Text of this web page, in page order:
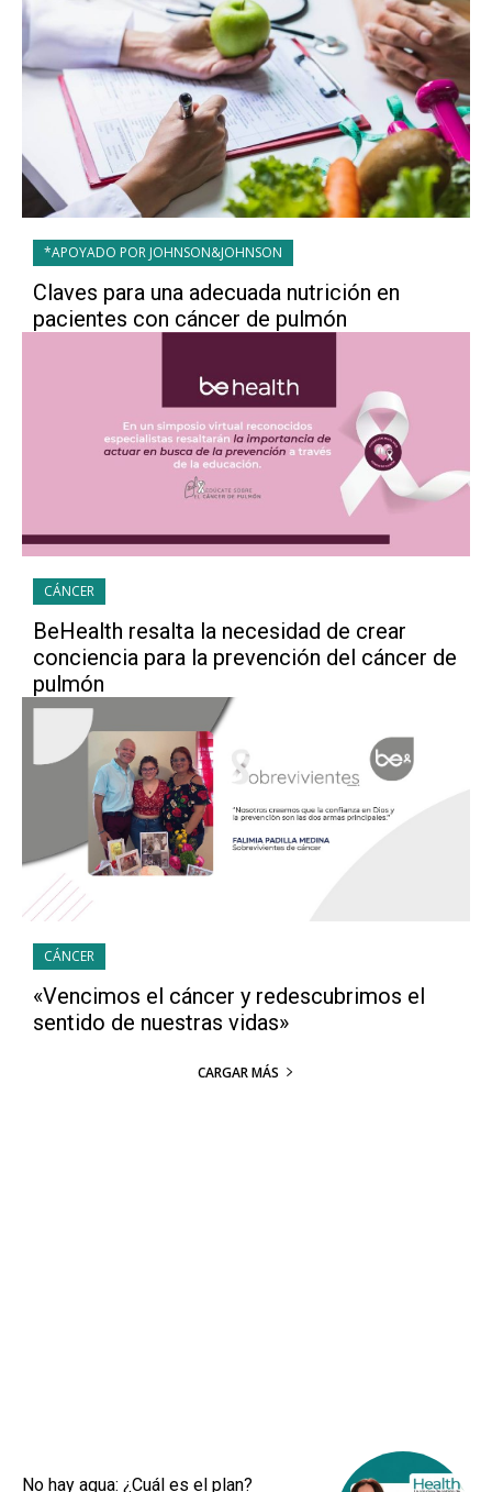
*APOYADO POR JOHNSON&JOHNSON
Claves para una adecuada nutrición en
pacientes con cáncer de pulmón
CÁNCER
BeHealth resalta la necesidad de crear
conciencia para la prevención del cáncer de
pulmón
CÁNCER
«Vencimos el cáncer y redescubrimos el
sentido de nuestras vidas»
CARGAR MÁS
No hay agua: ¿Cuál es el plan?